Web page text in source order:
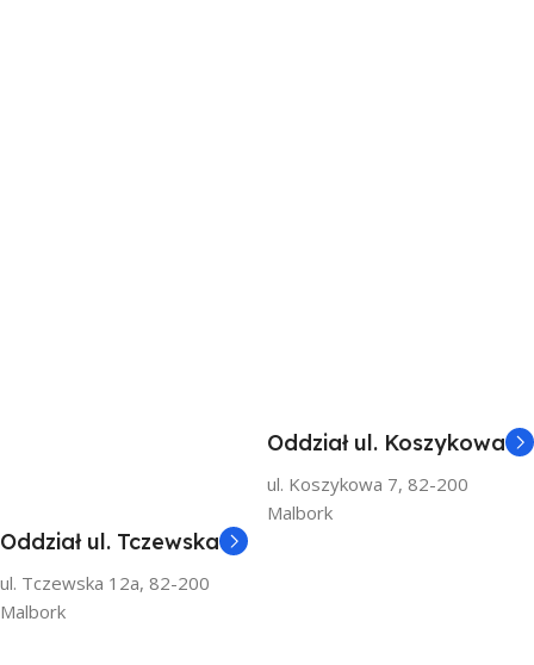
Oddział ul. Koszykowa
ul. Koszykowa 7, 82-200
Malbork
Oddział ul. Tczewska
ul. Tczewska 12a, 82-200
Malbork